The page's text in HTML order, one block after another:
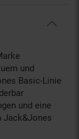
und
Basic-Linie
und eine
Jack&Jones